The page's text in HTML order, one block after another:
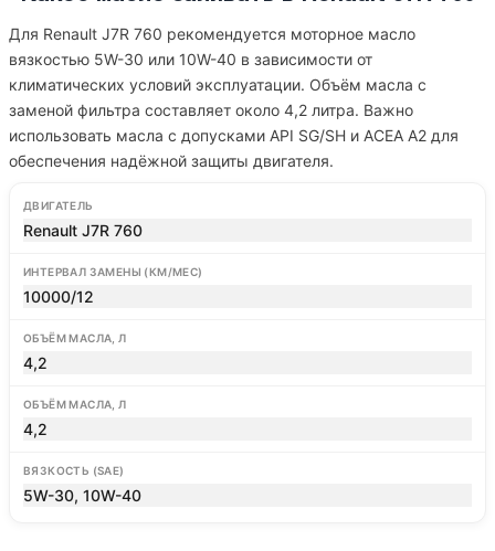
Для Renault J7R 760 рекомендуется моторное масло
вязкостью 5W-30 или 10W-40 в зависимости от
климатических условий эксплуатации. Объём масла с
заменой фильтра составляет около 4,2 литра. Важно
использовать масла с допусками API SG/SH и ACEA A2 для
обеспечения надёжной защиты двигателя.
ДВИГАТЕЛЬ
Renault J7R 760
ИНТЕРВАЛ ЗАМЕНЫ (КМ/МЕС)
10000/12
ОБЪЁМ МАСЛА, Л
4,2
ОБЪЁМ МАСЛА, Л
4,2
ВЯЗКОСТЬ (SAE)
5W-30, 10W-40